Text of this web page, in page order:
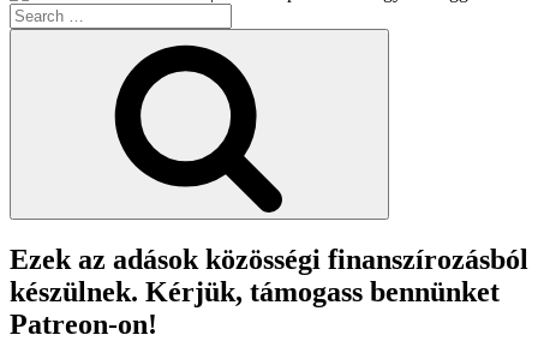
Search
for:
Ezek az adások közösségi finanszírozásból
készülnek. Kérjük, támogass bennünket
Patreon-on!